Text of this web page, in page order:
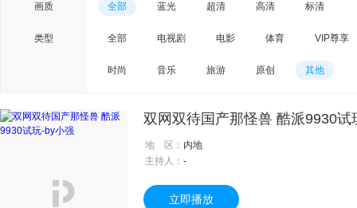
画质 全部 蓝光 超清 高清 标清
类型 全部 电视剧 电影 体育 VIP尊享
时尚 音乐 旅游 原创 其他
双网双待国产那怪兽 酷派9930试
地 区： 内地
主持人： -
立即播放